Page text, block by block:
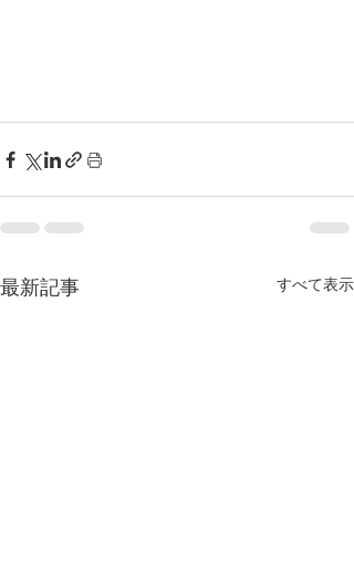
最新記事 すべて表示